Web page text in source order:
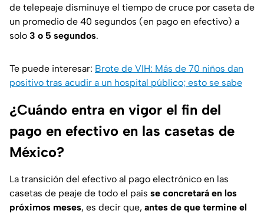
de telepeaje disminuye el tiempo de cruce por caseta de
un promedio de 40 segundos (en pago en efectivo) a
solo 3 o 5 segundos.
Te puede interesar: Brote de VIH: Más de 70 niños dan
positivo tras acudir a un hospital público; esto se sabe
¿Cuándo entra en vigor el fin del
pago en efectivo en las casetas de
México?
La transición del efectivo al pago electrónico en las
casetas de peaje de todo el país se concretará en los
próximos meses, es decir que, antes de que termine el